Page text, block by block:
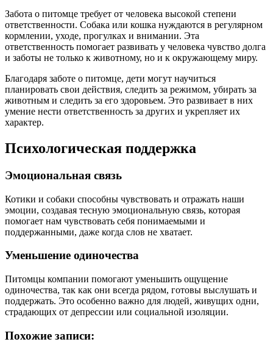
Забота о питомце требует от человека высокой степени
ответственности. Собака или кошка нуждаются в регулярном
кормлении, уходе, прогулках и внимании. Эта
ответственность помогает развивать у человека чувство долга
и заботы не только к животному, но и к окружающему миру.
Благодаря заботе о питомце, дети могут научиться
планировать свои действия, следить за режимом, убирать за
животным и следить за его здоровьем. Это развивает в них
умение нести ответственность за других и укрепляет их
характер.
Психологическая поддержка
Эмоциональная связь
Котики и собаки способны чувствовать и отражать наши
эмоции, создавая тесную эмоциональную связь, которая
помогает нам чувствовать себя понимаемыми и
поддержанными, даже когда слов не хватает.
Уменьшение одиночества
Питомцы компании помогают уменьшить ощущение
одиночества, так как они всегда рядом, готовы выслушать и
поддержать. Это особенно важно для людей, живущих одни,
страдающих от депрессии или социальной изоляции.
Похожие записи: